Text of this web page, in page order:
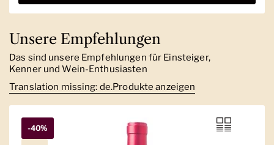
Unsere Empfehlungen
Das sind unsere Empfehlungen für Einsteiger,
Kenner und Wein-Enthusiasten
Translation missing: de.Produkte anzeigen
-40%